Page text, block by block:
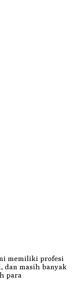
memiliki profesi
masih banyak
para